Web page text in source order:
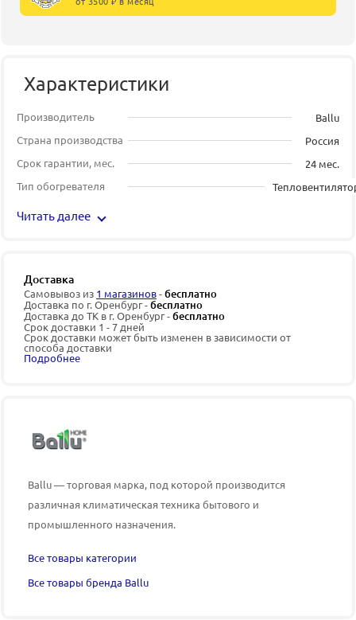
Характеристики
Производитель
Ballu
Страна производства
Россия
Срок гарантии, мес.
24 мес.
Тип обогревателя
Читать далее
Доставка
Самовывоз из 1 магазинов-бесплатно
Доставка по г. Оренбург -бесплатно
Доставка до ТК в г. Оренбург -бесплатно
Срок доставки 1 - 7 дней
Срок доставки может быть изменен в зависимости от
способа доставки
Подробнее
Ballu — торговая марка, под которой производится
различная климатическая техника бытового и
промышленного назначения.
Все товары категории
Все товары бренда Ballu